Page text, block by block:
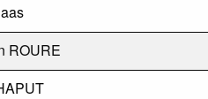
ROURE